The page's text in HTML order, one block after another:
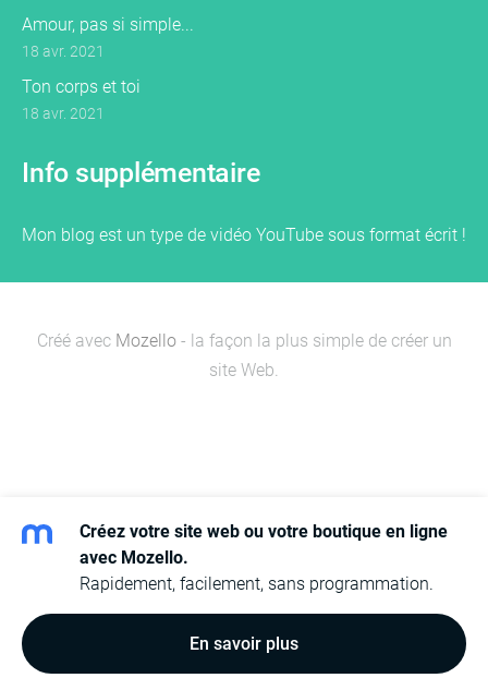
Amour, pas si simple...
18 avr. 2021
Ton corps et toi
18 avr. 2021
Info supplémentaire
Mon blog est un type de vidéo YouTube sous format écrit !
Créé avec Mozello- la façon la plus simple de créer un
site Web.
Créez votre site web ou votre boutique en ligne
avec Mozello.
Rapidement, facilement, sans programmation.
En savoir plus